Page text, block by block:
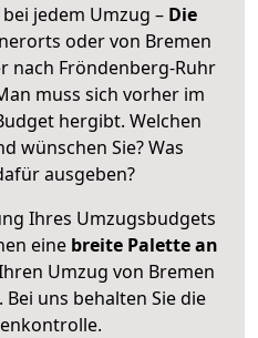
jedem Umzug – Die
oder von Bremen
nach Fröndenberg-Ruhr
muss sich vorher im
hergibt. Welchen
wünschen Sie? Was
ausgeben?
Ihres Umzugsbudgets
eine breite Palette an
Umzug von Bremen
uns behalten Sie die